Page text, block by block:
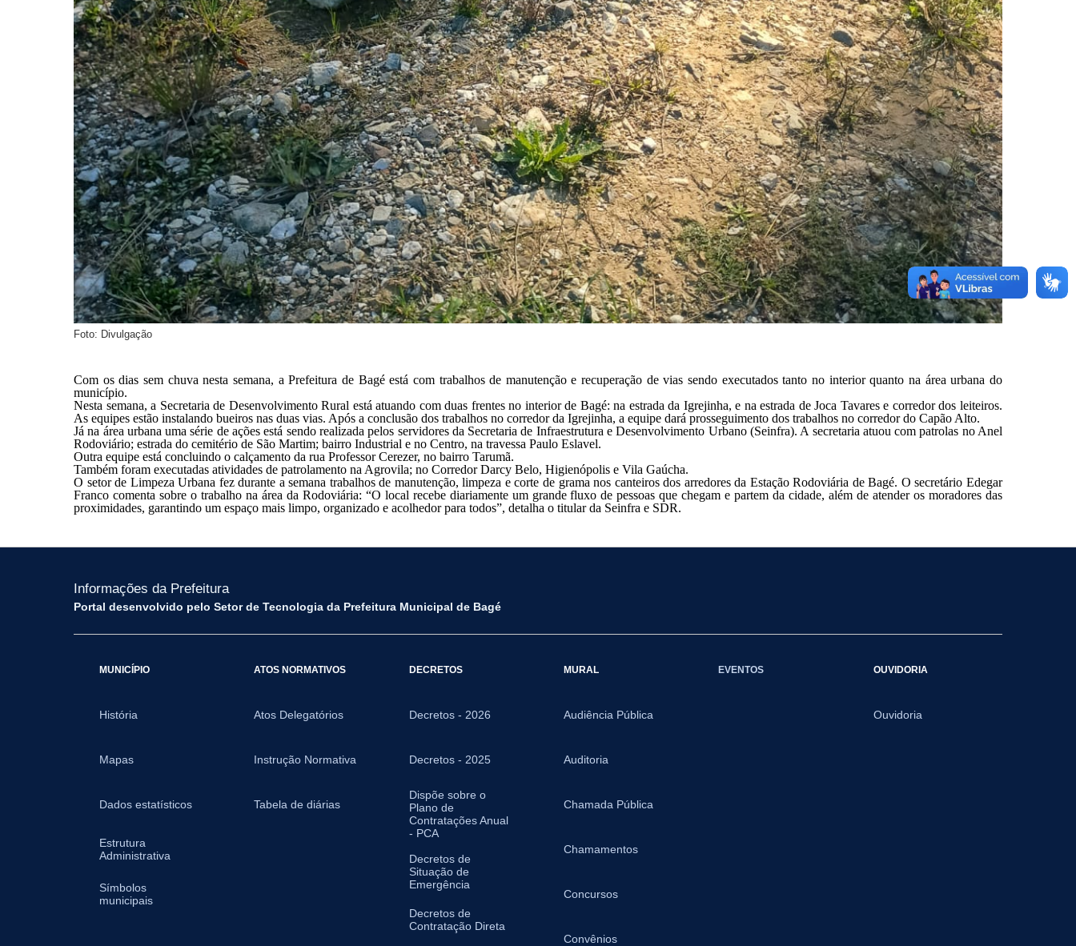
Foto: Divulgação
Com os dias sem chuva nesta semana, a Prefeitura de Bagé está com trabalhos de manutenção e recuperação de vias sendo executados tanto no interior quanto na área urbana do
município.
Nesta semana, a Secretaria de Desenvolvimento Rural está atuando com duas frentes no interior de Bagé: na estrada da Igrejinha, e na estrada de Joca Tavares e corredor dos leiteiros.
As equipes estão instalando bueiros nas duas vias. Após a conclusão dos trabalhos no corredor da Igrejinha, a equipe dará prosseguimento dos trabalhos no corredor do Capão Alto.
Já na área urbana uma série de ações está sendo realizada pelos servidores da Secretaria de Infraestrutura e Desenvolvimento Urbano (Seinfra). A secretaria atuou com patrolas no Anel
Rodoviário; estrada do cemitério de São Martim; bairro Industrial e no Centro, na travessa Paulo Eslavel.
Outra equipe está concluindo o calçamento da rua Professor Cerezer, no bairro Tarumã.
Também foram executadas atividades de patrolamento na Agrovila; no Corredor Darcy Belo, Higienópolis e Vila Gaúcha.
O setor de Limpeza Urbana fez durante a semana trabalhos de manutenção, limpeza e corte de grama nos canteiros dos arredores da Estação Rodoviária de Bagé. O secretário Edegar
Franco comenta sobre o trabalho na área da Rodoviária: “O local recebe diariamente um grande fluxo de pessoas que chegam e partem da cidade, além de atender os moradores das
proximidades, garantindo um espaço mais limpo, organizado e acolhedor para todos”, detalha o titular da Seinfra e SDR.
Informações da Prefeitura
Portal desenvolvido pelo Setor de Tecnologia da Prefeitura Municipal de Bagé
MUNICÍPIO
História
Mapas
Dados estatísticos
Estrutura
Administrativa
Símbolos
municipais
ATOS NORMATIVOS
Atos Delegatórios
Instrução Normativa
Tabela de diárias
DECRETOS
Decretos - 2026
Decretos - 2025
Dispõe sobre o
Plano de
Contratações Anual
- PCA
Decretos de
Situação de
Emergência
Decretos de
Contratação Direta
MURAL
Audiência Pública
Auditoria
Chamada Pública
Chamamentos
Concursos
Convênios
EVENTOS OUVIDORIA
Ouvidoria